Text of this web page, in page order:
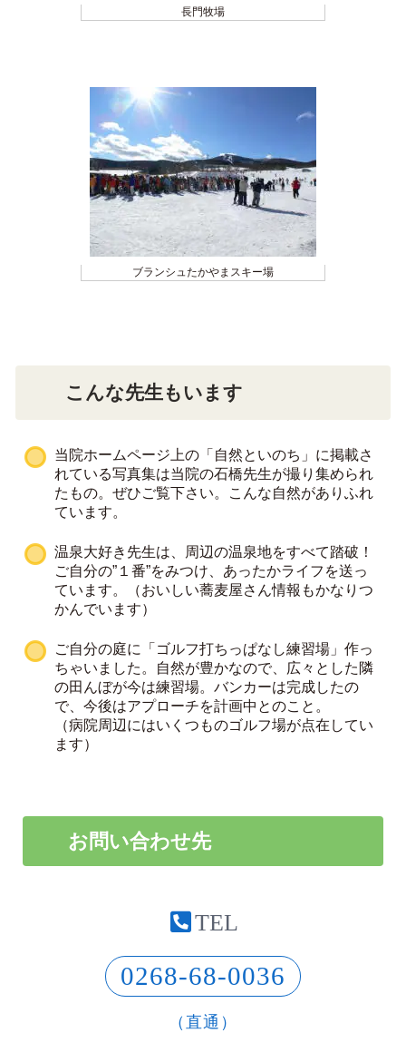
長門牧場
ブランシュたかやまスキー場
こんな先生もいます
当院ホームページ上の「自然といのち」に掲載さ
れている写真集は当院の石橋先生が撮り集められ
たもの。ぜひご覧下さい。こんな自然がありふれ
ています。
温泉大好き先生は、周辺の温泉地をすべて踏破！
ご自分の”１番”をみつけ、あったかライフを送っ
ています。（おいしい蕎麦屋さん情報もかなりつ
かんでいます）
ご自分の庭に「ゴルフ打ちっぱなし練習場」作っ
ちゃいました。自然が豊かなので、広々とした隣
の田んぼが今は練習場。バンカーは完成したの
で、今後はアプローチを計画中とのこと。
（病院周辺にはいくつものゴルフ場が点在してい
ます）
お問い合わせ先
TEL
0268-68-0036
（直通）